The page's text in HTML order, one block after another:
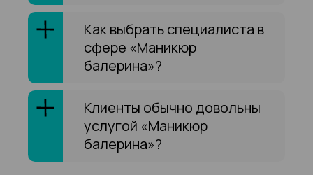
Как выбрать специалиста в
сфере «Маникюр
балерина»?
Клиенты обычно довольны
услугой «Маникюр
балерина»?